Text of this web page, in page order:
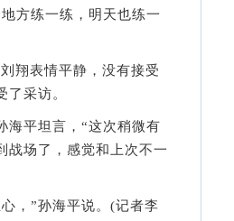
方练一练，明天也练一
翔表情平静，没有接受
采访。
平坦言，“这次稍微有
战场了，感觉和上次不一
，”孙海平说。(记者李